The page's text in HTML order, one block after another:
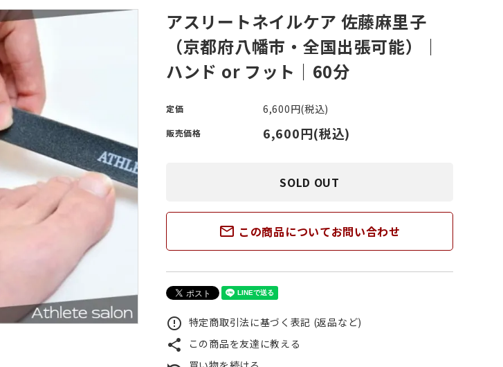
ささくれがある
爪が白い斑がある
その他スポーツ
アスリートネイルケア 佐藤麻里子
（京都府八幡市・全国出張可能）｜
ハンド or フット｜60分
定価 6,600円(税込)
販売価格 6,600円(税込)
SOLD OUT
mail_outline この商品についてお問い合わせ
error_outline 特定商取引法に基づく表記 (返品など)
share この商品を友達に教える